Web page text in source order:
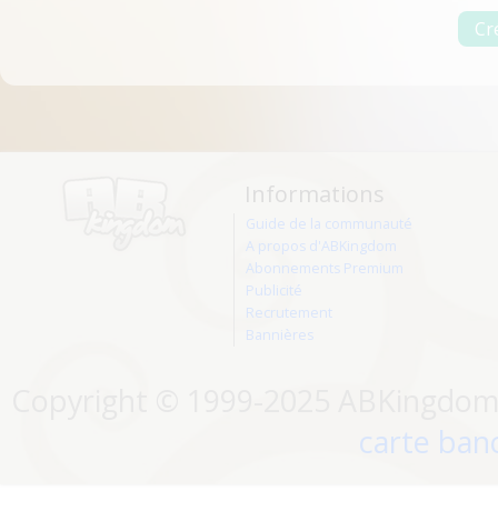
Informations
Guide de la communauté
A propos d'ABKingdom
Abonnements Premium
Publicité
Recrutement
Bannières
carte